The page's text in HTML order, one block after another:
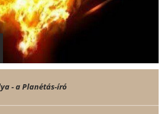
- a Planétás-író